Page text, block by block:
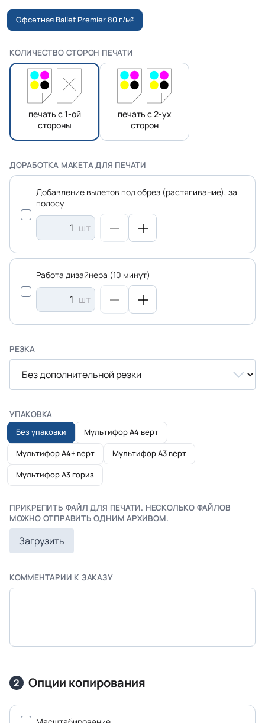
Офсетная Ballet Premier 80 г/м²
КОЛИЧЕСТВО СТОРОН ПЕЧАТИ
печать с 1-ой
стороны
печать с 2-ух
сторон
ДОРАБОТКА МАКЕТА ДЛЯ ПЕЧАТИ
Добавление вылетов под обрез (растягивание), за
полосу
шт
Работа дизайнера (10 минут)
шт
РЕЗКА
УПАКОВКА
Без упаковки
Мультифор А4 верт
Мультифор А4+ верт
Мультифор А3 верт
Мультифор А3 гориз
ПРИКРЕПИТЬ ФАЙЛ ДЛЯ ПЕЧАТИ. НЕСКОЛЬКО ФАЙЛОВ
МОЖНО ОТПРАВИТЬ ОДНИМ АРХИВОМ.
Загрузить
КОММЕНТАРИИ К ЗАКАЗУ
2 Опции копирования